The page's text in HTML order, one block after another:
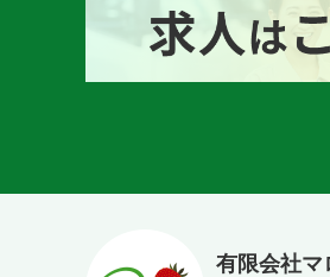
有限会社マ